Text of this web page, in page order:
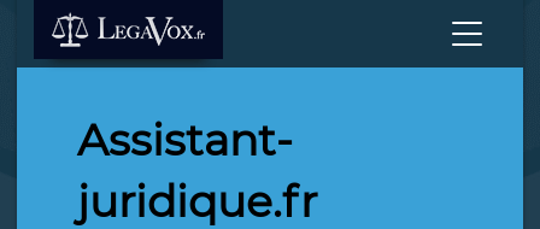
Assistant-
juridique.fr